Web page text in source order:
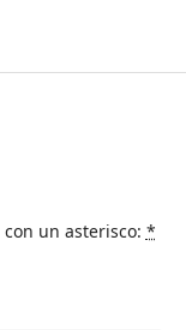
un asterisco: *